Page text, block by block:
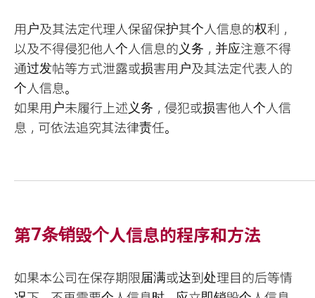
用户及其法定代理人保留保护其个人信息的权利，
以及不得侵犯他人个人信息的义务，并应注意不得
通过发帖等方式泄露或损害用户及其法定代表人的
个人信息。
如果用户未履行上述义务，侵犯或损害他人个人信
息，可依法追究其法律责任。
第7条销毁个人信息的程序和方法
如果本公司在保存期限届满或达到处理目的后等情